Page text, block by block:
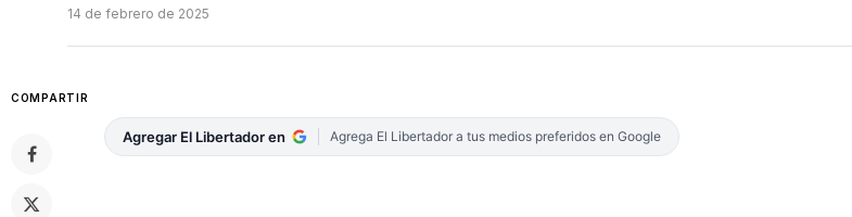
14 de febrero de 2025
COMPARTIR
Agregar El Libertador en Agrega El Libertador a tus medios preferidos en Google